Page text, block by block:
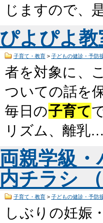
じますので、
ぴよぴよ
子育て・教育> 子どもの健診・予防
者を対象に、
ついての話を
毎日の子育て
リズム、離乳
両親学級
内チラシ
子育て・教育> 子どもの健診・予防
しぶりの妊娠